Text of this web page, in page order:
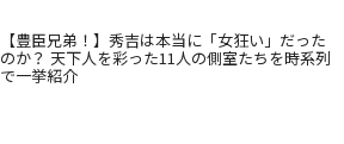
【豊臣兄弟！】秀吉は本当に「女狂い」だった
のか？ 天下人を彩った11人の側室たちを時系列
で一挙紹介